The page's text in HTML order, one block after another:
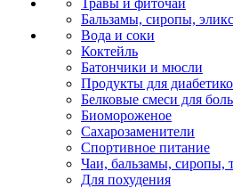
Травы и фиточаи
Бальзамы, сиропы,
Вода и соки
Коктейль
Батончики и мюсли
Продукты для
Белковые смеси для
Биомороженое
Сахарозаменители
Спортивное питание
Чаи, бальзамы, сиропы,
Для похудения